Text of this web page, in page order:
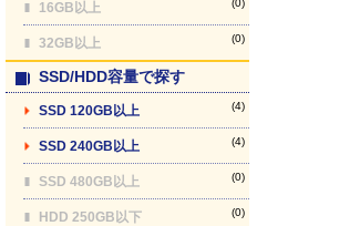
16GB以上 (0)
32GB以上 (0)
SSD/HDD容量で探す
SSD 120GB以上 (4)
SSD 240GB以上 (4)
SSD 480GB以上 (0)
HDD 250GB以下 (0)